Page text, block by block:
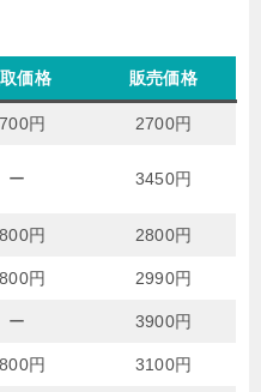
価格 販売価格
円 2700円
ー 3450円
円 2800円
円 2990円
ー 3900円
円 3100円